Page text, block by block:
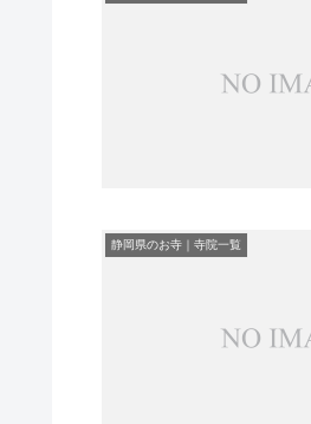
静岡県のお寺｜寺院一覧